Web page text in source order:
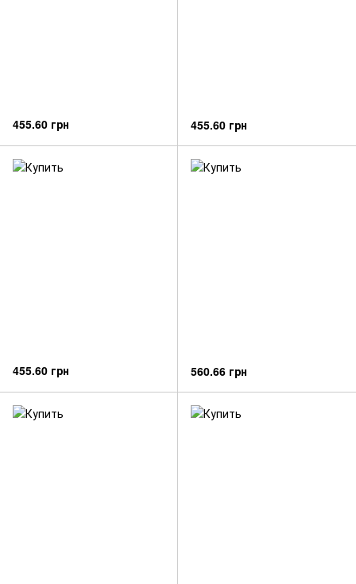
455.60 грн 455.60 грн
455.60 грн 560.66 грн